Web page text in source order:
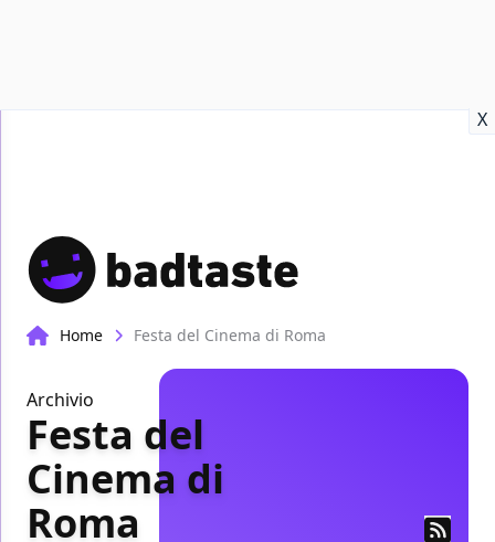
X
Home Festa del Cinema di Roma
Archivio
Festa del
Cinema di
Roma